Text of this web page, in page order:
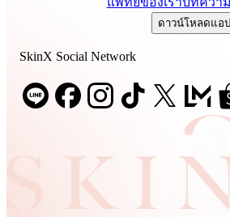
ดาวน์โหลดแอป
SkinX Social Network